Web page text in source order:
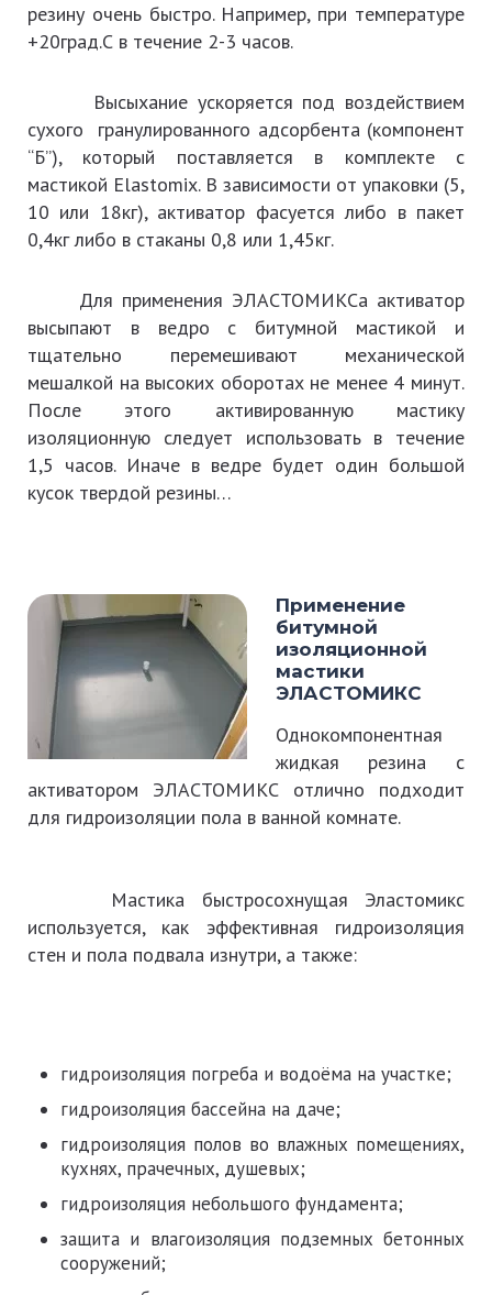
резину очень быстро. Например, при температуре
+20град.С в течение 2-3 часов.
Высыхание ускоряется под воздействием
сухого гранулированного адсорбента (компонент
“Б”), который поставляется в комплекте с
мастикой Elastomix. В зависимости от упаковки (5,
10 или 18кг), активатор фасуется либо в пакет
0,4кг либо в стаканы 0,8 или 1,45кг.
Для применения ЭЛАСТОМИКСа активатор
высыпают в ведро с битумной мастикой и
тщательно перемешивают механической
мешалкой на высоких оборотах не менее 4 минут.
После этого активированную мастику
изоляционную следует использовать в течение
1,5 часов. Иначе в ведре будет один большой
кусок твердой резины…
Применение
битумной
изоляционной
мастики
ЭЛАСТОМИКС
Однокомпонентная
жидкая резина с
активатором ЭЛАСТОМИКС отлично подходит
для гидроизоляции пола в ванной комнате.
Мастика быстросохнущая Эластомикс
используется, как эффективная гидроизоляция
стен и пола подвала изнутри, а также:
гидроизоляция погреба и водоёма на участке;
гидроизоляция бассейна на даче;
гидроизоляция полов во влажных помещениях,
кухнях, прачечных, душевых;
гидроизоляция небольшого фундамента;
защита и влагоизоляция подземных бетонных
сооружений;